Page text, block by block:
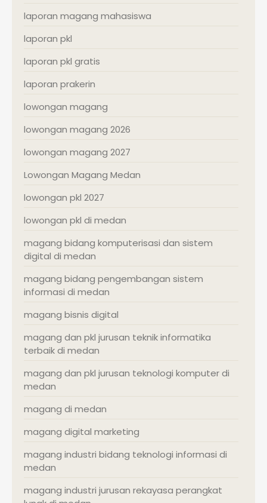
laporan magang mahasiswa
laporan pkl
laporan pkl gratis
laporan prakerin
lowongan magang
lowongan magang 2026
lowongan magang 2027
Lowongan Magang Medan
lowongan pkl 2027
lowongan pkl di medan
magang bidang komputerisasi dan sistem
digital di medan
magang bidang pengembangan sistem
informasi di medan
magang bisnis digital
magang dan pkl jurusan teknik informatika
terbaik di medan
magang dan pkl jurusan teknologi komputer di
medan
magang di medan
magang digital marketing
magang industri bidang teknologi informasi di
medan
magang industri jurusan rekayasa perangkat